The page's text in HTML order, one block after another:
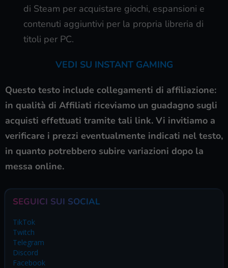
di Steam per acquistare giochi, espansioni e
contenuti aggiuntivi per la propria libreria di
titoli per PC.
VEDI SU INSTANT GAMING
Questo testo include collegamenti di affiliazione:
in qualità di Affiliati riceviamo un guadagno sugli
acquisti effettuati tramite tali link. Vi invitiamo a
verificare i prezzi eventualmente indicati nel testo,
in quanto potrebbero subire variazioni dopo la
messa online.
SEGUICI SUI SOCIAL
TikTok
Twitch
Telegram
Discord
Facebook